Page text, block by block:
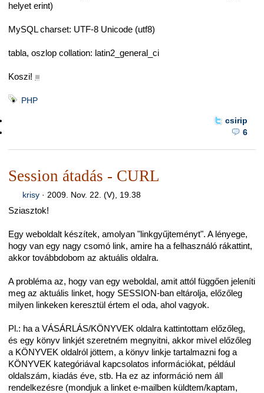
helyet erint)
MySQL charset: UTF-8 Unicode (utf8)
tabla, oszlop collation: latin2_general_ci
Koszi! ■
PHP
csirip
6
Session átadás - CURL
krisy· 2009. Nov. 22. (V), 19.38
Sziasztok!
Egy weboldalt készítek, amolyan "linkgyűjteményt". A lényege,
hogy van egy nagy csomó link, amire ha a felhasználó rákattint,
akkor továbbdobom az aktuális oldalra.
A probléma az, hogy van egy weboldal, amit attól függően jeleníti
meg az aktuális linket, hogy SESSION-ban eltárolja, előzőleg
milyen linkeken keresztül értem el oda, ahol vagyok.
Pl.: ha a VÁSÁRLÁS/KÖNYVEK oldalra kattintottam előzőleg,
és egy könyv linkjét szeretném megnyitni, akkor mivel előzőleg
a KÖNYVEK oldalról jöttem, a könyv linkje tartalmazni fog a
KÖNYVEK kategóriával kapcsolatos információkat, például
oldalszám, kiadás éve, stb. Ha ez az információ nem áll
rendelkezésre (mondjuk a linket e-mailben küldtem/kaptam,